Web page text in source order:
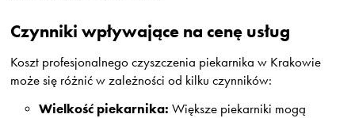
Czynniki wpływające na cenę usług
Koszt profesjonalnego czyszczenia piekarnika w Krakowie
może się różnić w zależności od kilku czynników:
Wielkość piekarnika: Większe piekarniki mogą